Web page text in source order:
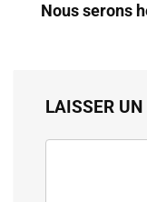
Nous serons
LAISSER